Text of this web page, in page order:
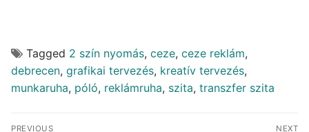
Tagged 2 szín nyomás, ceze, ceze reklám,
debrecen, grafikai tervezés, kreatív tervezés,
munkaruha, póló, reklámruha, szita, transzfer szita
Bejegyzés
PREVIOUS NEXT